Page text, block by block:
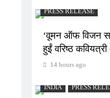
PRESS RELEASE
‘वूमन ऑफ विजन
हुईं वरिष्ठ
14 hours ago
INDIA PRESS